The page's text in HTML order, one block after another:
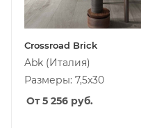
Crossroad Brick
Abk (Италия)
Размеры: 7,5x30
От 5 256 руб.